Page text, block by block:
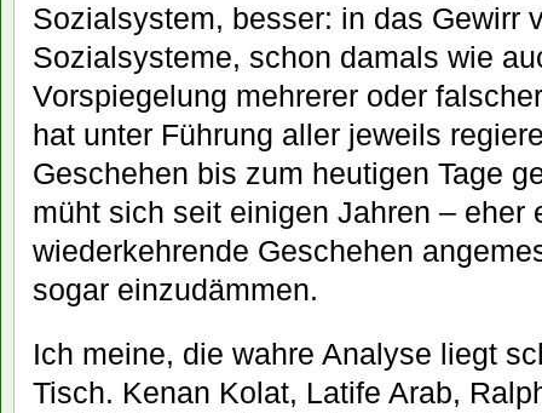
Sozialsystem, besser: in das Gewirr
Sozialsysteme, schon damals wie
Vorspiegelung mehrerer oder
hat unter Führung aller jeweils
Geschehen bis zum heutigen Tage
müht sich seit einigen Jahren – eher
wiederkehrende Geschehen
sogar einzudämmen.
Ich meine, die wahre Analyse liegt
Tisch. Kenan Kolat, Latife Arab,